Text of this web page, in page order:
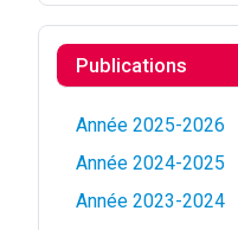
Publications
Année 2025-2026
Année 2024-2025
Année 2023-2024